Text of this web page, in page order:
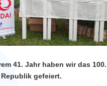
41. Jahr haben wir das
gefeiert.